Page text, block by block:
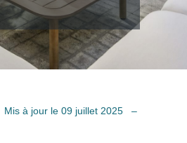
Mis à jour le 09 juillet 2025
–